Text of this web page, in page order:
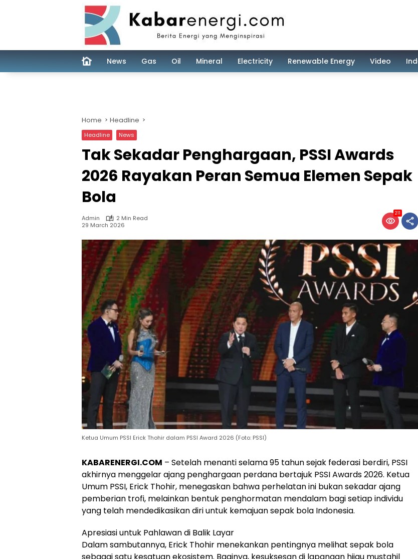
News Gas Oil Mineral Electricity Renewable Energy Video
Home Headline
Headline News
Tak Sekadar Penghargaan, PSSI Awards
2026 Rayakan Peran Semua Elemen Sepak
Bola
Admin
2 Min Read
29 March 2026
211
Ketua Umum PSSI Erick Thohir dalam PSSI Award 2026 (Foto: PSSI)
KABARENERGI.COM – Setelah menanti selama 95 tahun sejak federasi berdiri, PSSI
akhirnya menggelar ajang penghargaan perdana bertajuk PSSI Awards 2026. Ketua
Umum PSSI, Erick Thohir, menegaskan bahwa perhelatan ini bukan sekadar ajang
pemberian trofi, melainkan bentuk penghormatan mendalam bagi setiap individu
yang telah mendedikasikan diri untuk kemajuan sepak bola Indonesia.
Apresiasi untuk Pahlawan di Balik Layar
Dalam sambutannya, Erick Thohir menekankan pentingnya melihat sepak bola
sebagai satu kesatuan ekosistem. Baginya, kesuksesan di lapangan hijau mustahil